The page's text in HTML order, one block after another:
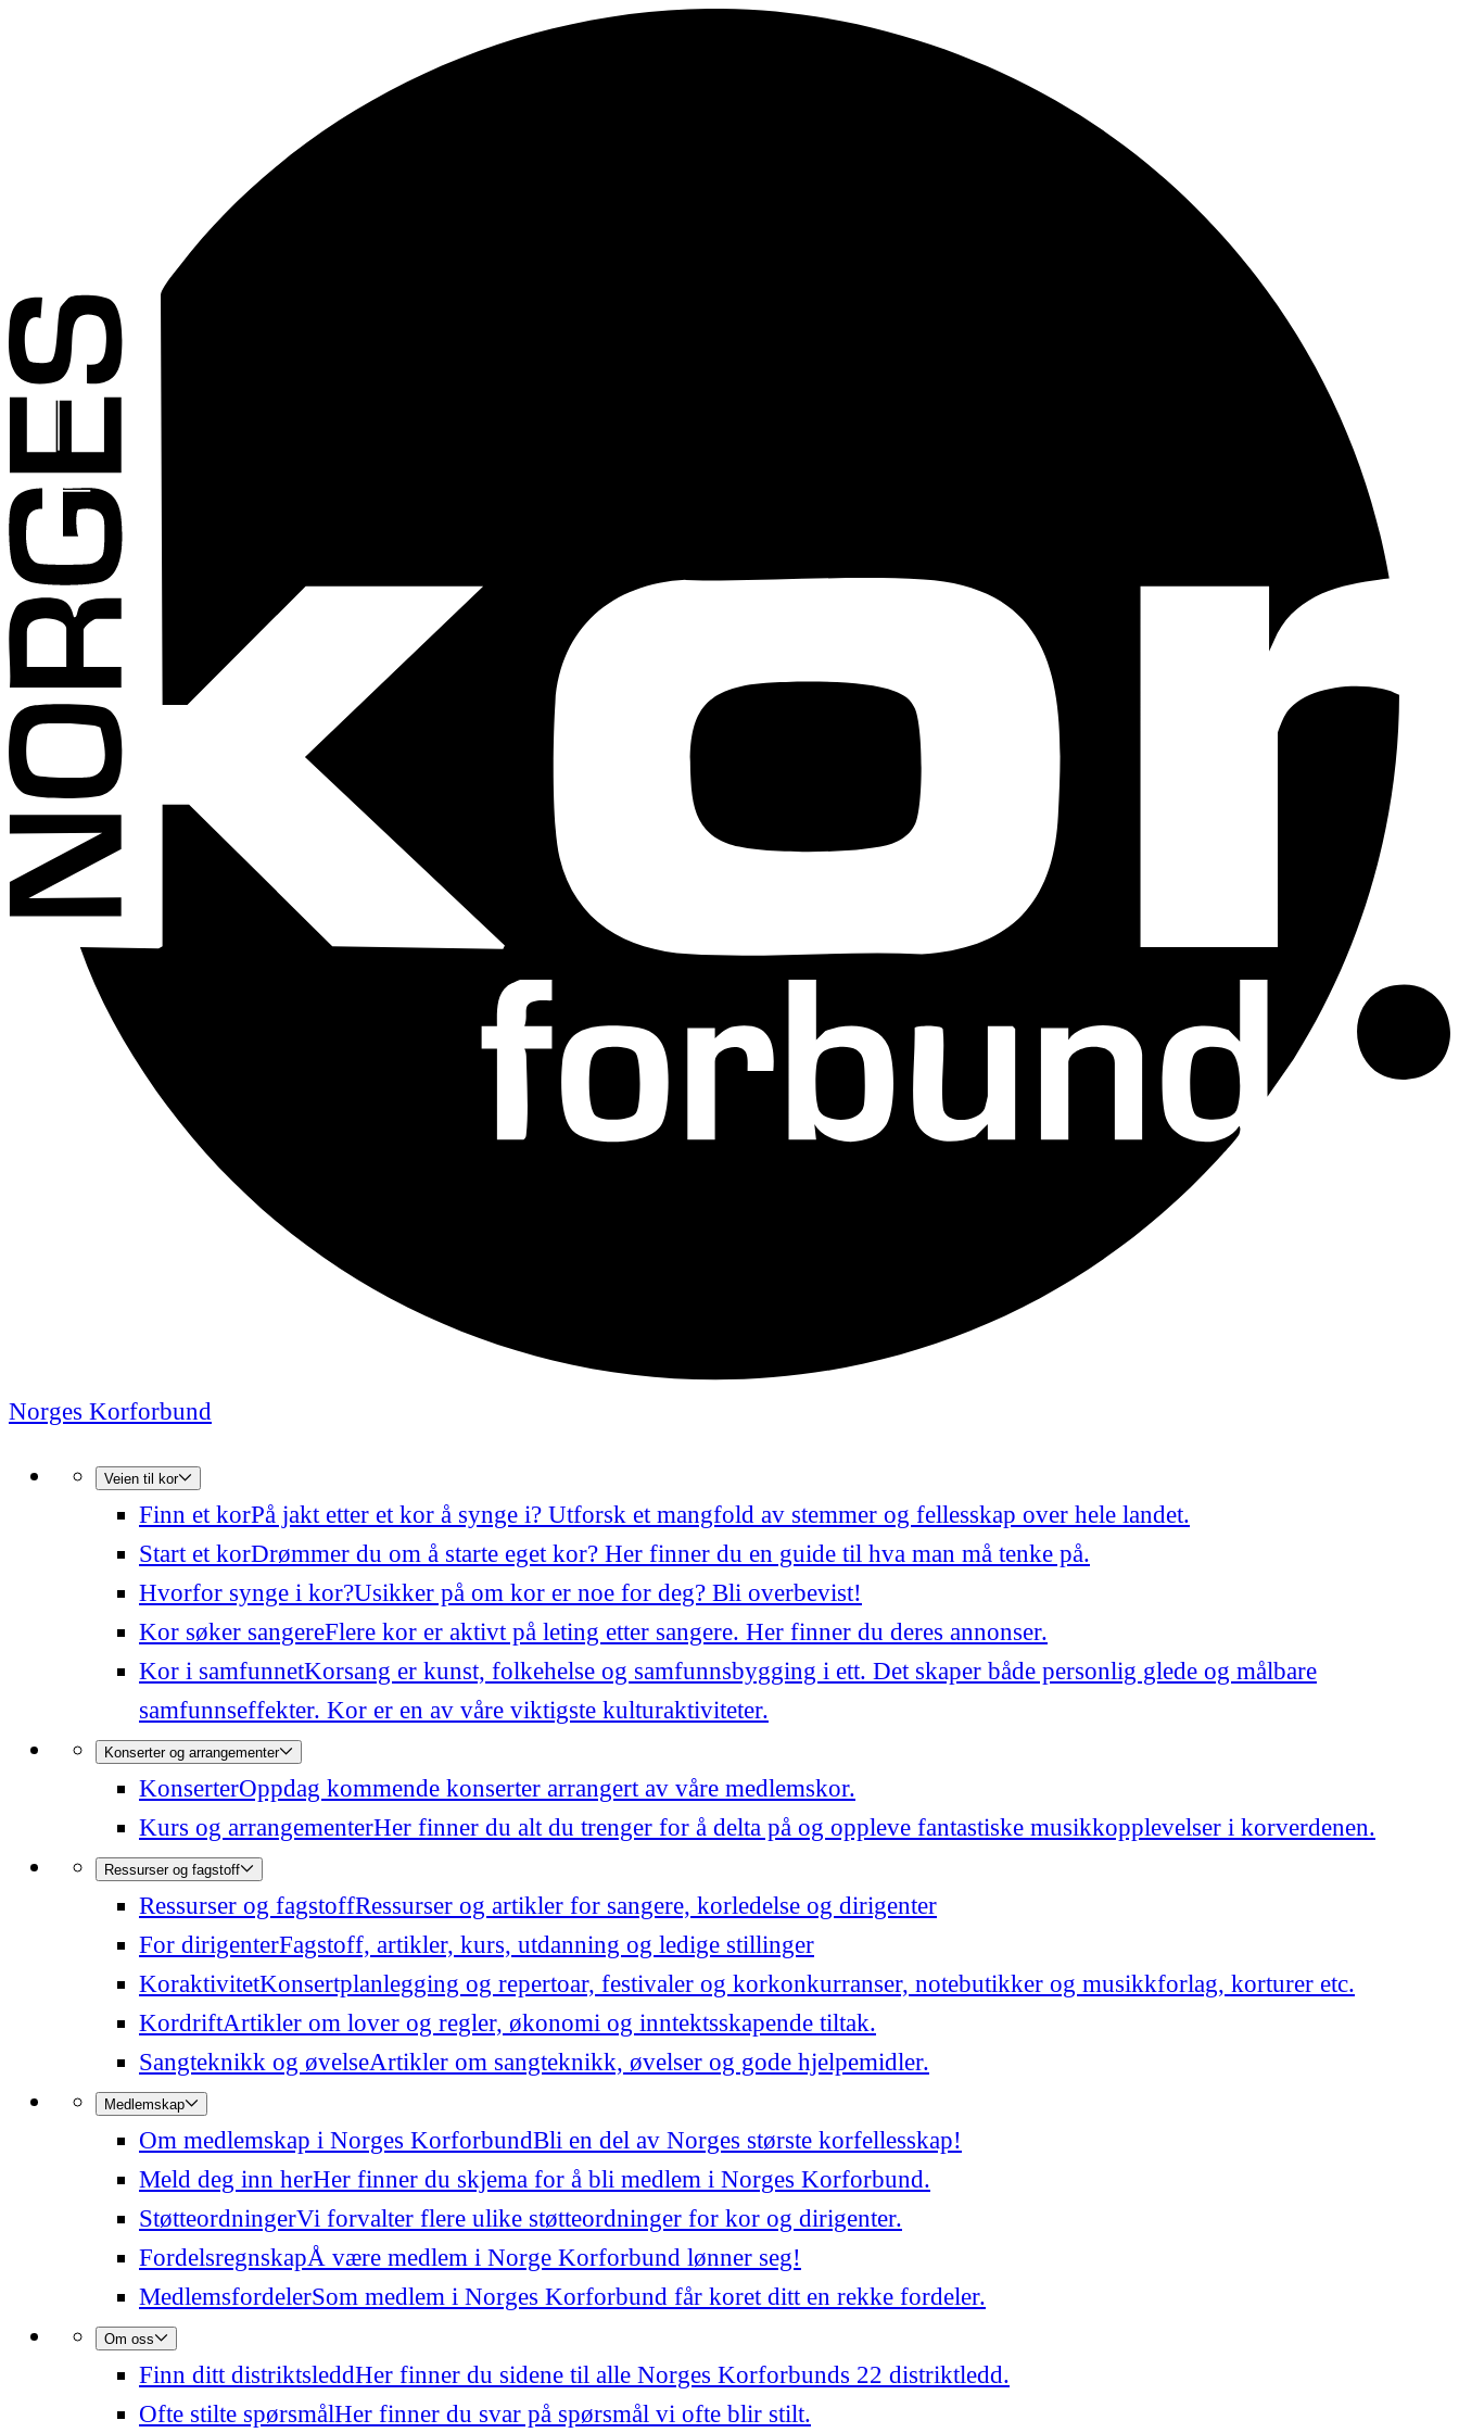
Norges Korforbund
Veien til kor
Finn et korPå jakt etter et kor å synge i? Utforsk et mangfold av stemmer og fellesskap over hele landet.
Start et korDrømmer du om å starte eget kor? Her finner du en guide til hva man må tenke på.
Hvorfor synge i kor?Usikker på om kor er noe for deg? Bli overbevist!
Kor søker sangereFlere kor er aktivt på leting etter sangere. Her finner du deres annonser.
Kor i samfunnetKorsang er kunst, folkehelse og samfunnsbygging i ett. Det skaper både personlig glede og målbare
samfunnseffekter. Kor er en av våre viktigste kulturaktiviteter.
Konserter og arrangementer
KonserterOppdag kommende konserter arrangert av våre medlemskor.
Kurs og arrangementerHer finner du alt du trenger for å delta på og oppleve fantastiske musikkopplevelser i korverdenen.
Ressurser og fagstoff
Ressurser og fagstoffRessurser og artikler for sangere, korledelse og dirigenter
For dirigenterFagstoff, artikler, kurs, utdanning og ledige stillinger
KoraktivitetKonsertplanlegging og repertoar, festivaler og korkonkurranser, notebutikker og musikkforlag, korturer etc.
KordriftArtikler om lover og regler, økonomi og inntektsskapende tiltak.
Sangteknikk og øvelseArtikler om sangteknikk, øvelser og gode hjelpemidler.
Medlemskap
Om medlemskap i Norges KorforbundBli en del av Norges største korfellesskap!
Meld deg inn herHer finner du skjema for å bli medlem i Norges Korforbund.
StøtteordningerVi forvalter flere ulike støtteordninger for kor og dirigenter.
FordelsregnskapÅ være medlem i Norge Korforbund lønner seg!
MedlemsfordelerSom medlem i Norges Korforbund får koret ditt en rekke fordeler.
Om oss
Finn ditt distriktsleddHer finner du sidene til alle Norges Korforbunds 22 distriktledd.
Ofte stilte spørsmålHer finner du svar på spørsmål vi ofte blir stilt.